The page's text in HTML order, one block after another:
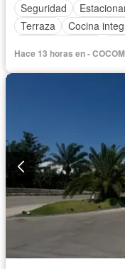
Seguridad
Terraza
Cocina
Circuito cerrado de
Hace 13 horas en -